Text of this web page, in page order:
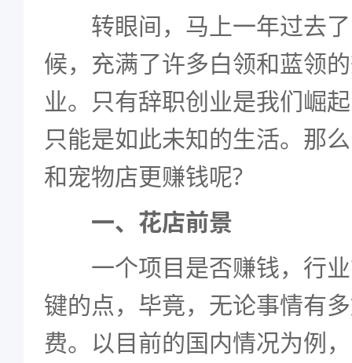
转眼间，马上一年过去了
候，充满了许多白领和蓝领
业。只有辞职创业是我们崛
只能是如此未知的生活。那
和宠物店更赚钱呢?
一、花店前景
一个项目是否赚钱，行业
键的点，毕竟，无论事情有
费。以目前的国内情况为例